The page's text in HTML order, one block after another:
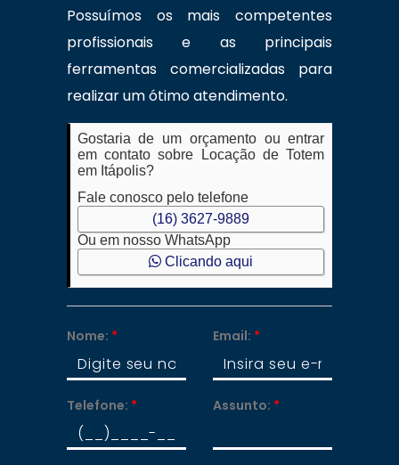
Possuímos os mais competentes
profissionais e as principais
ferramentas comercializadas para
realizar um ótimo atendimento.
Gostaria de um orçamento ou entrar
em contato sobre Locação de Totem
em Itápolis?
Fale conosco pelo telefone
(16) 3627-9889
Ou em nosso WhatsApp
Clicando aqui
Nome: * Email: *
Telefone: * Assunto: *